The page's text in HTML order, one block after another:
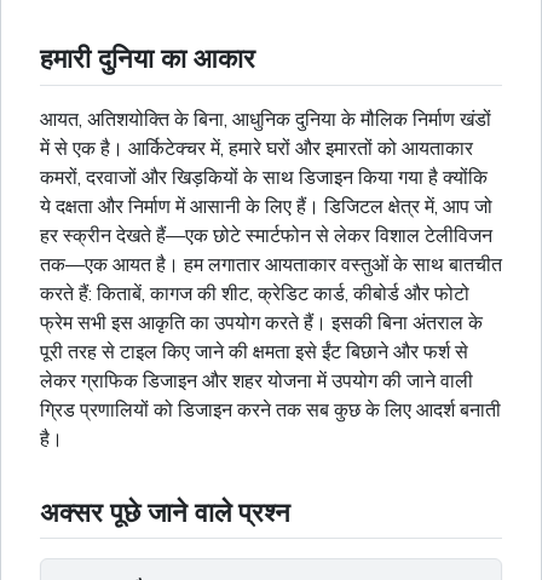
हमारी दुनिया का आकार
आयत, अतिशयोक्ति के बिना, आधुनिक दुनिया के मौलिक निर्माण खंडों
में से एक है। आर्किटेक्चर में, हमारे घरों और इमारतों को आयताकार
कमरों, दरवाजों और खिड़कियों के साथ डिजाइन किया गया है क्योंकि
ये दक्षता और निर्माण में आसानी के लिए हैं। डिजिटल क्षेत्र में, आप जो
हर स्क्रीन देखते हैं—एक छोटे स्मार्टफोन से लेकर विशाल टेलीविजन
तक—एक आयत है। हम लगातार आयताकार वस्तुओं के साथ बातचीत
करते हैं: किताबें, कागज की शीट, क्रेडिट कार्ड, कीबोर्ड और फोटो
फ्रेम सभी इस आकृति का उपयोग करते हैं। इसकी बिना अंतराल के
पूरी तरह से टाइल किए जाने की क्षमता इसे ईंट बिछाने और फर्श से
लेकर ग्राफिक डिजाइन और शहर योजना में उपयोग की जाने वाली
ग्रिड प्रणालियों को डिजाइन करने तक सब कुछ के लिए आदर्श बनाती
है।
अक्सर पूछे जाने वाले प्रश्न